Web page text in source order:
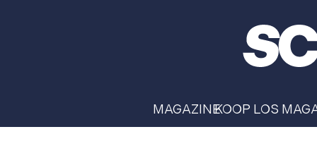
MAGAZINEKOOP LOS